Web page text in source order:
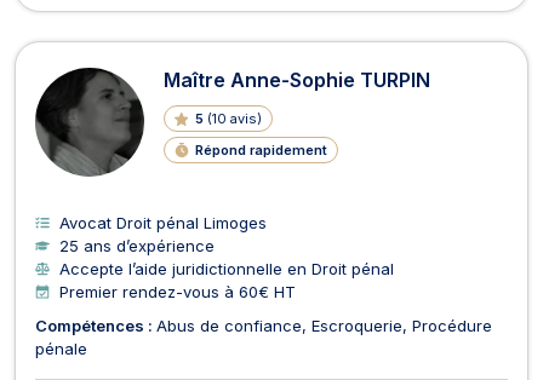
Maître Anne-Sophie TURPIN
5 (10 avis)
Répond rapidement
Avocat Droit pénal Limoges
25 ans d’expérience
Accepte l’aide juridictionnelle en Droit pénal
Premier rendez-vous à 60€ HT
Compétences : Abus de confiance Escroquerie Procédure
pénale